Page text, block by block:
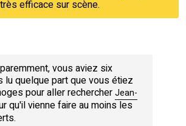
efficace sur scène.
vous aviez six
lu quelque part que vous étiez
pour aller rechercherJean-
qu'il vienne faire au moins les